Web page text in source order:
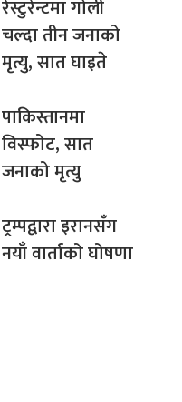
रेस्टुरेन्टमा गोली
चल्दा तीन जनाको
मृत्यु, सात घाइते
पाकिस्तानमा
विस्फोट, सात
जनाको मृत्यु
ट्रम्पद्वारा इरानसँग
नयाँ वार्ताको घोषणा